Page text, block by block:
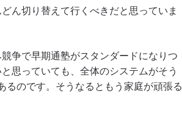
ん切り替えて行くべきだと思っていま
争で早期通塾がスタンダードになりつ
思っていても、全体のシステムがそう
るのです。そうなるともう家庭が頑張る